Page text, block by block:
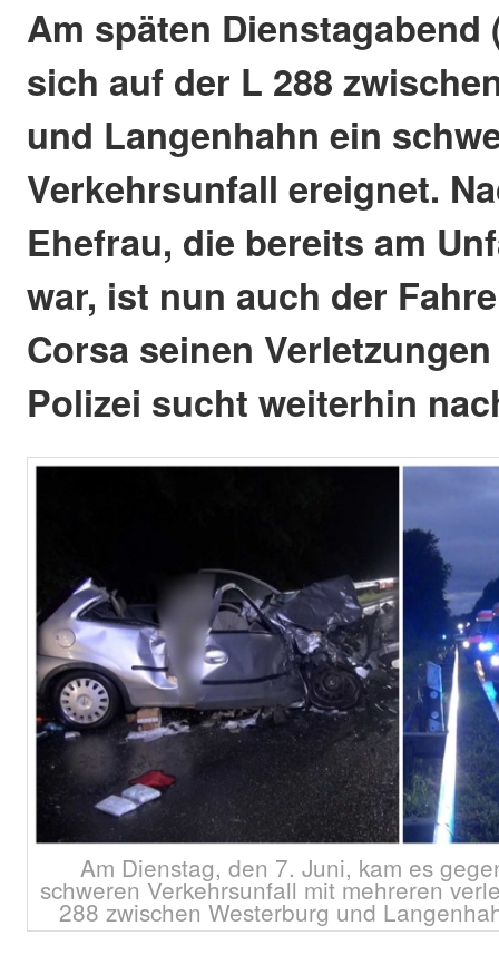
Am späten Dienstagabend
sich auf der L 288
und Langenhahn ein
Verkehrsunfall ereignet.
Ehefrau, die bereits am
war, ist nun auch der
Corsa seinen
Polizei sucht weiterhin
Am Dienstag, den 7. Juni, kam es
schweren Verkehrsunfall mit mehreren
288 zwischen Westerburg und